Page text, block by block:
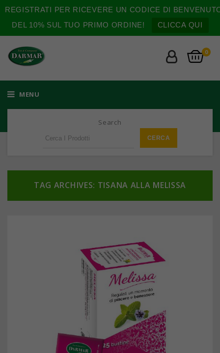
REGISTRATI PER RICEVERE UN CODICE DI
DEL 10% SUL TUO PRIMO ORDINE!
CLICCA QUI
0
MENU
Search
TAG ARCHIVES: TISANA ALLA MELISSA